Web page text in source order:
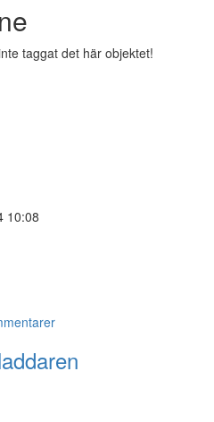
taggat det här objektet!
10:08